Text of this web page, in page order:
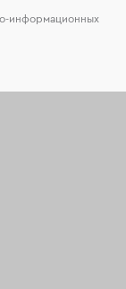
информационных